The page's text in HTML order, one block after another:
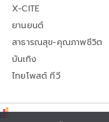
X-CITE
ยานยนต์
สาธารณสุข-คุณภาพชีวิต
บันเทิง
ไทยโพสต์ ทีวี